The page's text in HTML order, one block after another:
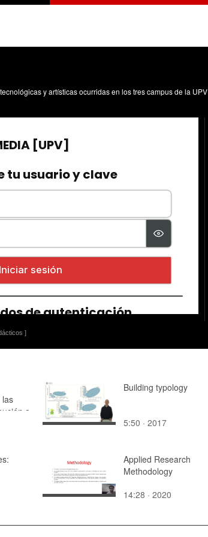
y artísticas ocurridas en los tres campus de la UPV
]
las
a
Building typology
5:50 · 2017
Applied Research
Methodology
14:28 · 2020